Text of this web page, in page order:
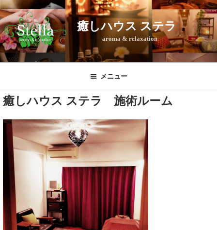
コ
ン
テ
ン
ツ
へ
ッ
癒しハウス ステラ
aroma & relaxation
メニュー
癒しハウス ステラ 施術ルーム